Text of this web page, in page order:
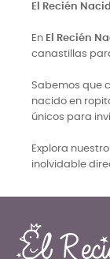
El Recién
En El Recién
canastillas
Sabemos que
nacido en
únicos para
Explora
inolvidable